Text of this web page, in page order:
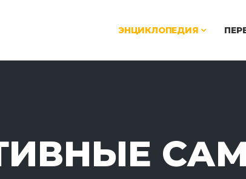
ЭНЦИКЛОПЕДИЯ